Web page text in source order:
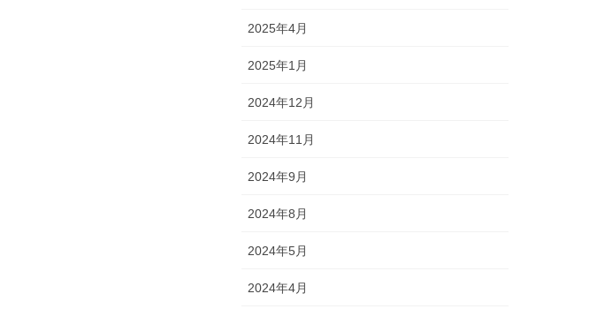
2025年4月
2025年1月
2024年12月
2024年11月
2024年9月
2024年8月
2024年5月
2024年4月